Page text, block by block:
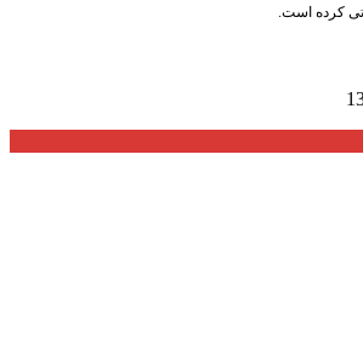
کرده است.